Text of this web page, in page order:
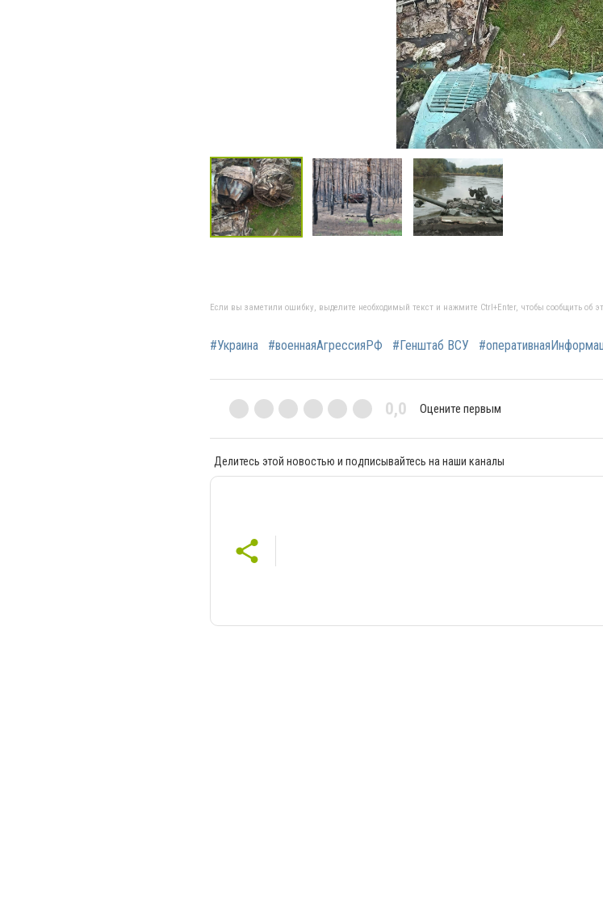
Если вы заметили ошибку, выделите необходимый текст и нажмите Ctrl+Enter, чтобы сообщить об
#Украина #военнаяАгрессияРФ #Генштаб ВСУ
0,0 Оцените первым
Делитесь этой новостью и подписывайтесь на наши каналы